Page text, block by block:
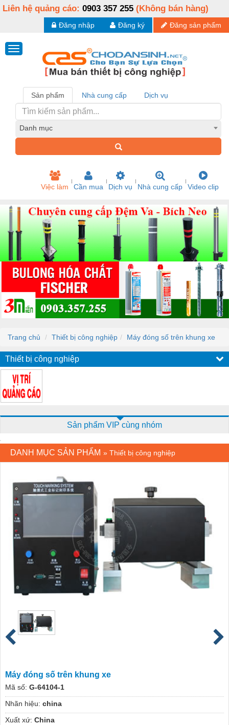
Liên hệ quảng cáo: 0903 357 255 (Không bán hàng)
Đăng sản phẩm
Đăng ký
Đăng nhập
Sản phẩm Nhà cung cấp Dịch vụ
Danh mục
Việc làm Cần mua Dịch vụ Nhà cung cấp Video clip
Trang chủ Thiết bị công nghiệp Máy đóng số trên khung xe
Thiết bị công nghiệp
Sản phẩm VIP cùng nhóm
DANH MỤC SẢN PHẨM » Thiết bị công nghiệp
Máy đóng số trên khung xe
Mã số: G-64104-1
Nhãn hiệu: china
Xuất xứ: China